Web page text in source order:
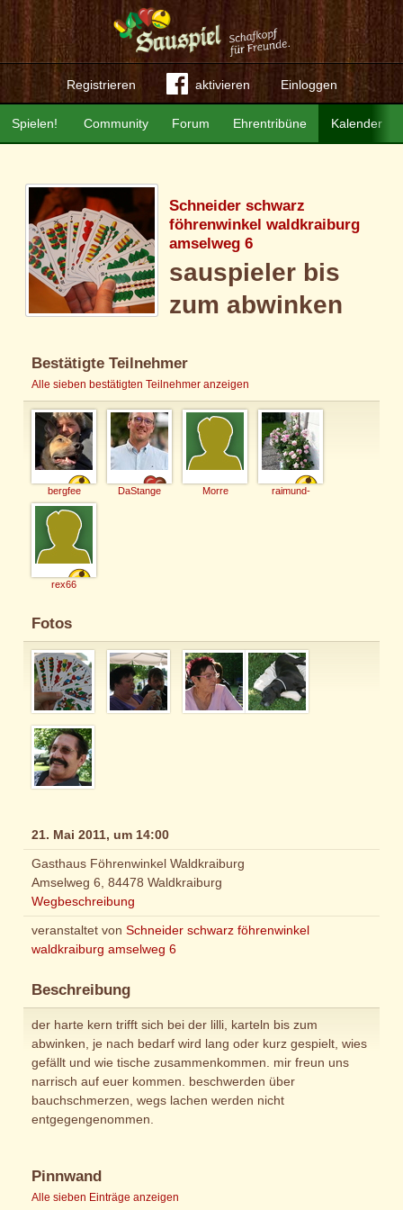
Registrieren aktivieren Einloggen
Community Forum Ehrentribüne Kalender
Spielen!
Schneider schwarz
föhrenwinkel waldkraiburg
amselweg 6
sauspieler bis
zum abwinken
Bestätigte Teilnehmer
Alle sieben bestätigten Teilnehmer anzeigen
bergfee DaStange Morre raimund-
rex66
Fotos
21. Mai 2011, um 14:00
Gasthaus Föhrenwinkel Waldkraiburg
Amselweg 6, 84478 Waldkraiburg
Wegbeschreibung
veranstaltet von Schneider schwarz föhrenwinkel
waldkraiburg amselweg 6
Beschreibung
der harte kern trifft sich bei der lilli, karteln bis zum
abwinken, je nach bedarf wird lang oder kurz gespielt, wies
gefällt und wie tische zusammenkommen. mir freun uns
narrisch auf euer kommen. beschwerden über
bauchschmerzen, wegs lachen werden nicht
entgegengenommen.
Pinnwand
Alle sieben Einträge anzeigen